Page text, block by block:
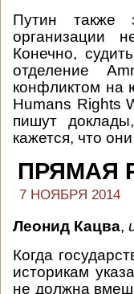
Путин также
организации
Конечно,
отделение
конфликтом на
Humans Rights
пишут
кажется, что
ПРЯМАЯ
7 НОЯБРЯ 2014
Леонид Кацва,
Когда
историкам
не должна